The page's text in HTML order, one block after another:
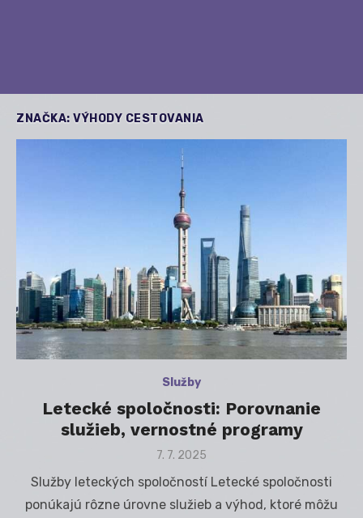
ZNAČKA: VÝHODY CESTOVANIA
Služby
Letecké spoločnosti: Porovnanie
služieb, vernostné programy
Posted
7. 7. 2025
Služby leteckých spoločností Letecké spoločnosti
ponúkajú rôzne úrovne služieb a výhod, ktoré môžu